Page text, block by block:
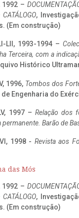
1992 –
,
(Em construção)
LII, 1993-1994 –
Terceira, com a
Histórico
1996, Tombos dos
Engenharia do
1997 – Relação dos
Barão de
1998 - Revista aos
das Mós
1992 –
,
(Em construção)